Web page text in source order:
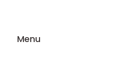
Menu